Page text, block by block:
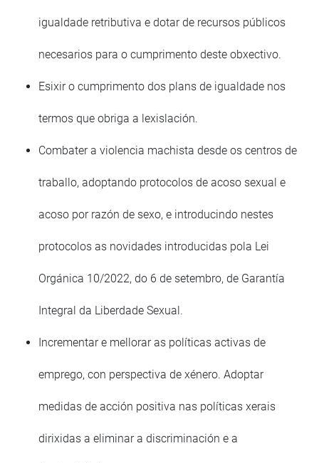
igualdade retributiva e dotar de recursos públicos
necesarios para o cumprimento deste obxectivo.
Esixir o cumprimento dos plans de igualdade nos
termos que obriga a lexislación.
Combater a violencia machista desde os centros de
traballo, adoptando protocolos de acoso sexual e
acoso por razón de sexo, e introducindo nestes
protocolos as novidades introducidas pola Lei
Orgánica 10/2022, do 6 de setembro, de Garantía
Integral da Liberdade Sexual.
Incrementar e mellorar as políticas activas de
emprego, con perspectiva de xénero. Adoptar
medidas de acción positiva nas políticas xerais
dirixidas a eliminar a discriminación e a